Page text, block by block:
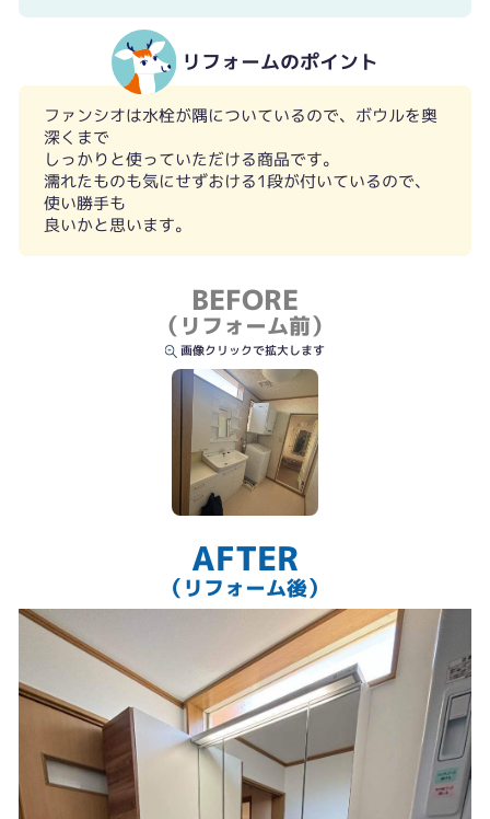
リフォームのポイント
ファンシオは水栓が隅についているので、ボウルを奥
深くまで
しっかりと使っていただける商品です。
濡れたものも気にせずおける1段が付いているので、
使い勝手も
良いかと思います。
BEFORE
（リフォーム前）
画像クリックで拡大します
AFTER
（リフォーム後）